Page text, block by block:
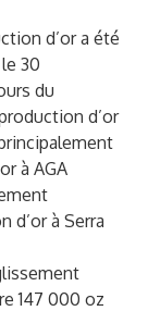
d’or a été
30
du
d’or
à AGA
d’or à Serra
147 000 oz